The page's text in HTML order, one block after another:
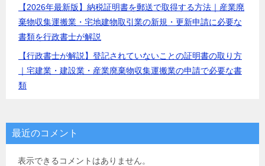
【2026年最新版】納税証明書を郵送で取得する方法｜産業廃
棄物収集運搬業・宅地建物取引業の新規・更新申請に必要な
書類を行政書士が解説
【行政書士が解説】登記されていないことの証明書の取り方
｜宅建業・建設業・産業廃棄物収集運搬業の申請で必要な書
類
最近のコメント
表示できるコメントはありません。